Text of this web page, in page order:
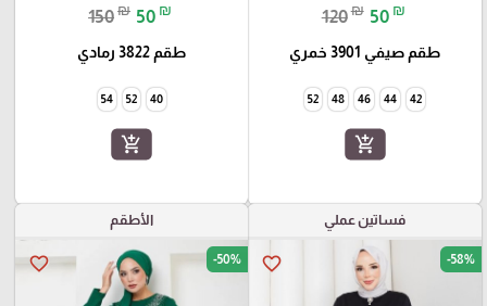
120₪ 50 ₪
طقم صيفي 3901 خمري
42
44
46
48
52
add_shopping_cart
150₪ 50 ₪
طقم 3822 رمادي
40
52
54
add_shopping_cart
فساتين عملي
favorite_border -58%
الأطقم
favorite_border -50%